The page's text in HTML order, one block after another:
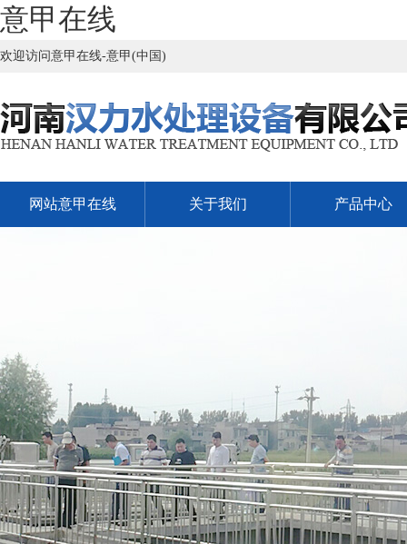
意甲在线
欢迎访问意甲在线-意甲(中国)
网站意甲在线 关于我们 产品中心